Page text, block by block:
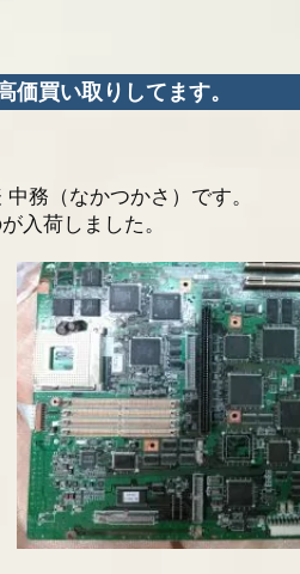
り日祝営業を始めます。
る臨時休業のお知らせ
価買い取りしてます。
務（なかつかさ）です。
入荷しました。